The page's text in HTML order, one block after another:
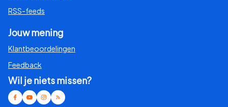
RSS-feeds
Jouw mening
Klantbeoordelingen
Feedback
Wil je niets missen?